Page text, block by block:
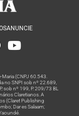
ANUNCIE
(CNPJ 60.543.
no SNPI sob nº 22.689,
sob nº 199, P. 209/73 BL
Claretianos. A
(Claret Publishing
Dar es Salaam;